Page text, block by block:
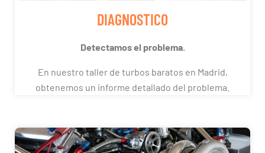
DIAGNOSTICO
Detectamos el problema.
En nuestro taller de turbos baratos en Madrid,
obtenemos un informe detallado del problema.